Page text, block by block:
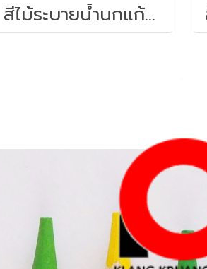
สีไม้ระบายน้ำนกแก้ว 12สี FABER-CASTELL